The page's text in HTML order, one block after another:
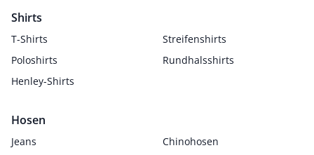
Shirts
T-Shirts
Streifenshirts
Poloshirts
Rundhalsshirts
Henley-Shirts
Hosen
Jeans
Chinohosen